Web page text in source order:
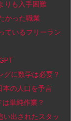
も入手困難
かった職業
いるフリーラン
に数学は必要？
の人口を予言
単純作業？
出されたスタッ